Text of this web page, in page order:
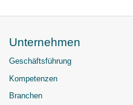
Unternehmen
Geschäftsführung
Kompetenzen
Branchen